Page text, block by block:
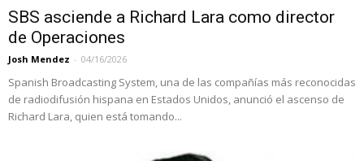
SBS asciende a Richard Lara como director
de Operaciones
Josh Mendez - 04/16/2026
Spanish Broadcasting System, una de las compañías más reconocidas
de radiodifusión hispana en Estados Unidos, anunció el ascenso de
Richard Lara, quien está tomando...